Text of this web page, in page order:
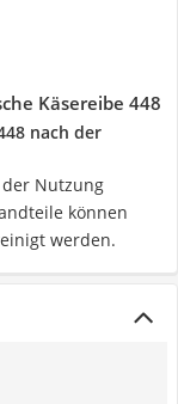
Käsereibe 448
nach der
Nutzung
können
werden.